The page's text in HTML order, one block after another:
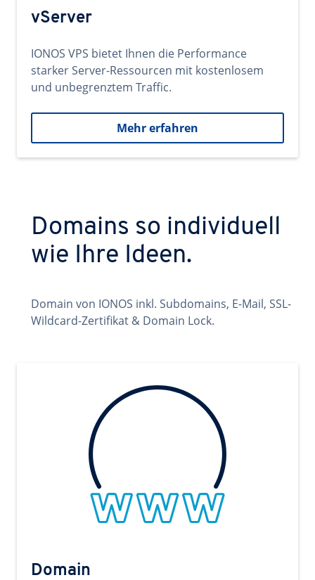
vServer
IONOS VPS bietet Ihnen die Performance
starker Server-Ressourcen mit kostenlosem
und unbegrenztem Traffic.
Mehr erfahren
Domains so individuell
wie Ihre Ideen.
Domain von IONOS inkl. Subdomains, E-Mail, SSL-
Wildcard-Zertifikat & Domain Lock.
Domain